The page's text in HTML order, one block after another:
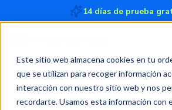
Este sitio web almacena cookies en tu
que se utilizan para recoger información
interacción con nuestro sitio web y nos
recordarte. Usamos esta información con
14 días de prueba